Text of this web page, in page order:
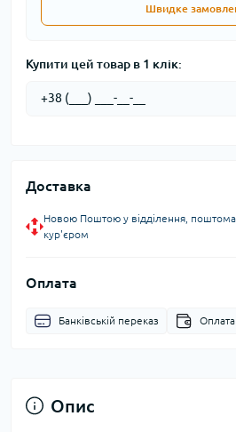
Швидке
Купити цей товар в 1 клік:
Доставка
Новою Поштою у відділення,
кур'єром
Оплата
Банківській переказ Оплата
Опис